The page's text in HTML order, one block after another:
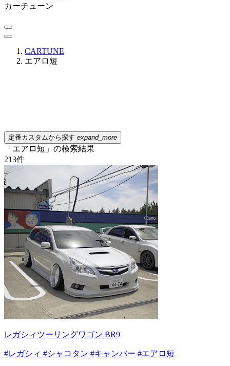
カーチューン
CARTUNE
エアロ短
定番カスタムから探す expand_more
「エアロ短」の検索結果
213件
レガシィツーリングワゴン BR9
#レガシィ #シャコタン #キャンバー #エアロ短